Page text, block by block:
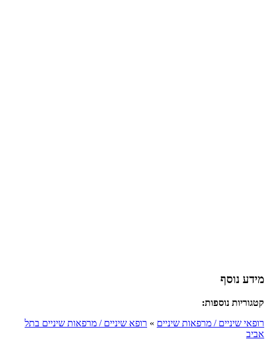
מידע נוסף
קטגוריות נוספות:
רופאי שיניים / מרפאות שיניים » רופא שיניים / מרפאות שיניים בתל
אביב